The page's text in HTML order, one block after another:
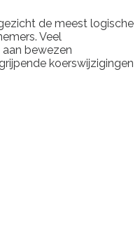
de meest logische
Veel
bewezen
koerswijzigingen